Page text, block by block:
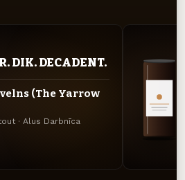
DIK. DECADENT.
(The Yarrow
· Alus Darbnīca